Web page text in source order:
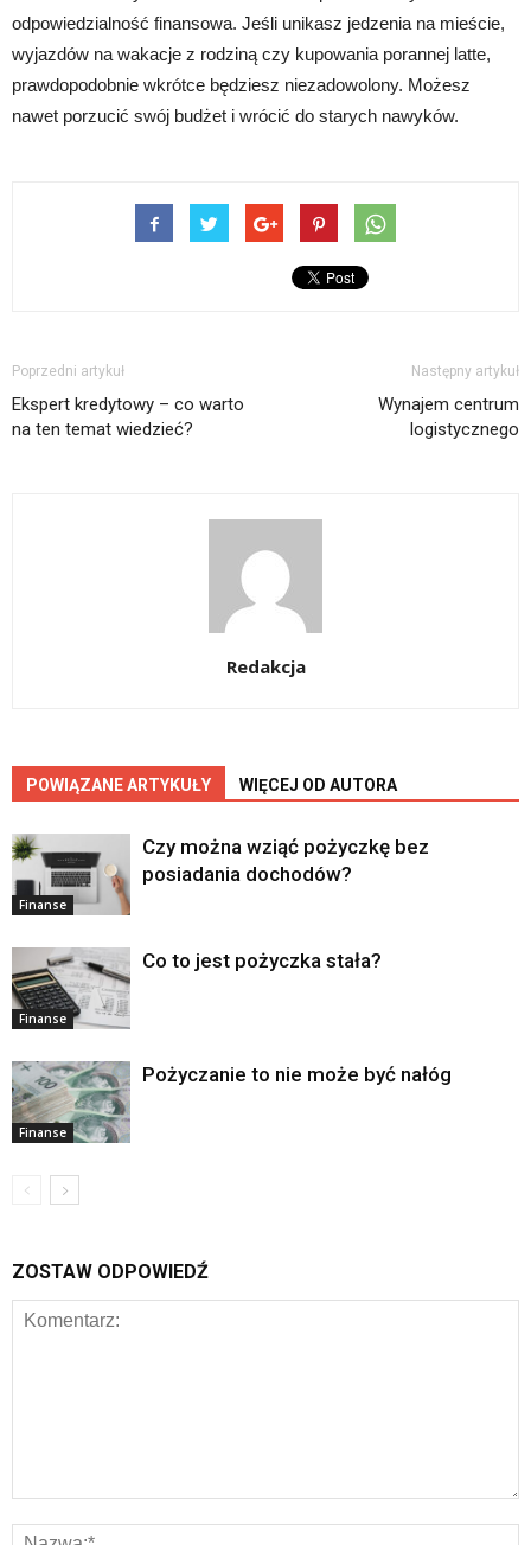
odpowiedzialność finansowa. Jeśli unikasz jedzenia na mieście,
wyjazdów na wakacje z rodziną czy kupowania porannej latte,
prawdopodobnie wkrótce będziesz niezadowolony. Możesz
nawet porzucić swój budżet i wrócić do starych nawyków.
Poprzedni artykuł
Ekspert kredytowy – co warto
na ten temat wiedzieć?
Następny artykuł
Wynajem centrum
logistycznego
Redakcja
POWIĄZANE ARTYKUŁY WIĘCEJ OD AUTORA
Finanse
Czy można wziąć pożyczkę bez
posiadania dochodów?
Finanse
Co to jest pożyczka stała?
Finanse
Pożyczanie to nie może być nałóg
ZOSTAW ODPOWIEDŹ